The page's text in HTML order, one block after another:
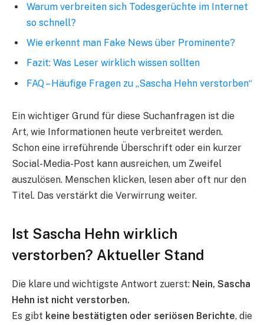
Warum verbreiten sich Todesgerüchte im Internet
so schnell?
Wie erkennt man Fake News über Prominente?
Fazit: Was Leser wirklich wissen sollten
FAQ – Häufige Fragen zu „Sascha Hehn verstorben“
Ein wichtiger Grund für diese Suchanfragen ist die
Art, wie Informationen heute verbreitet werden.
Schon eine irreführende Überschrift oder ein kurzer
Social-Media-Post kann ausreichen, um Zweifel
auszulösen. Menschen klicken, lesen aber oft nur den
Titel. Das verstärkt die Verwirrung weiter.
Ist Sascha Hehn wirklich
verstorben? Aktueller Stand
Die klare und wichtigste Antwort zuerst: Nein, Sascha
Hehn ist nicht verstorben.
Es gibt keine bestätigten oder seriösen Berichte, die